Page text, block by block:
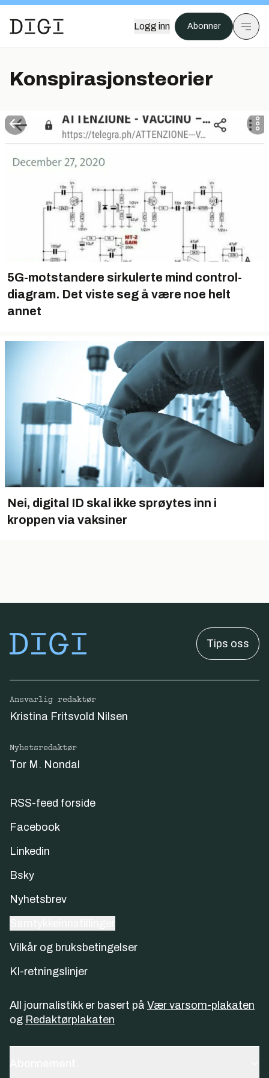
Logg inn Abonner
Konspirasjonsteorier
5G-motstandere sirkulerte mind control-
diagram. Det viste seg å være noe helt
annet
Nei, digital ID skal ikke sprøytes inn i
kroppen via vaksiner
Tips oss
Ansvarlig redaktør
Kristina Fritsvold Nilsen
Nyhetsredaktør
Tor M. Nondal
RSS-feed forside
Facebook
Linkedin
Bsky
Nyhetsbrev
Vilkår og bruksbetingelser
KI-retningslinjer
All journalistikk er basert på Vær varsom-plakaten
og Redaktørplakaten